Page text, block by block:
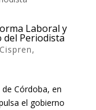
Laboral y
Periodista
Cispren,
Córdoba, en
el gobierno